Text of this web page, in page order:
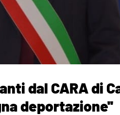
dal CARA di
deportazione''